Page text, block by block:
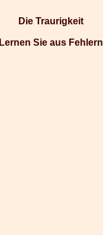
Die Traurigkeit
Lernen Sie aus Fehlern